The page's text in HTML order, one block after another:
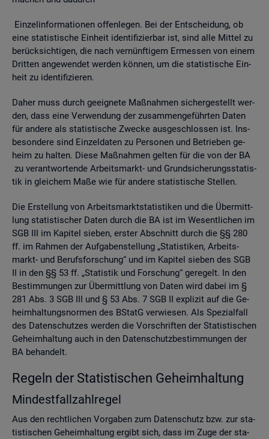
Ein­zel­in­for­ma­tio­nen of­fen­le­gen. Bei der Ent­schei­dung, ob
eine sta­tis­ti­sche Ein­heit iden­ti­fi­zier­bar ist, sind alle Mit­tel zu
be­rück­sich­ti­gen, die nach ver­nünf­ti­gem Er­mes­sen von einem
Drit­ten an­ge­wen­det wer­den kön­nen, um die sta­tis­ti­sche Ein­
heit zu iden­ti­fi­zie­ren.
Daher muss durch ge­eig­ne­te Maß­nah­men si­cher­ge­stellt wer­
den, dass eine Ver­wen­dung der zu­sam­men­ge­führ­ten Daten
für an­de­re als sta­tis­ti­sche Zwe­cke aus­ge­schlos­sen ist. Ins­
be­son­de­re sind Ein­zel­da­ten zu Per­so­nen und Be­trie­ben ge­
heim zu hal­ten. Diese Maß­nah­men gel­ten für die von der BA
zu ver­ant­wor­ten­de Ar­beits­markt- und Grund­si­che­rungs­sta­tis­
tik in glei­chem Maße wie für an­de­re sta­tis­ti­sche Stel­len.
Die Er­stel­lung von Ar­beits­markt­sta­tis­ti­ken und die Über­mitt­
lung sta­tis­ti­scher Daten durch die BA ist im We­sent­li­chen im
SGB III im Ka­pi­tel sie­ben, ers­ter Ab­schnitt durch die §§ 280
ff. im Rah­men der Auf­ga­ben­stel­lung „Sta­tis­ti­ken, Ar­beits­
markt- und Be­rufs­for­schung“ und im Ka­pi­tel sie­ben des SGB
II in den §§ 53 ff. „Sta­tis­tik und For­schung“ ge­re­gelt. In den
Be­stim­mun­gen zur Über­mitt­lung von Daten wird dabei im §
281 Abs. 3 SGB III und § 53 Abs. 7 SGB II ex­pli­zit auf die Ge­
heim­hal­tungs­nor­men des BStatG ver­wie­sen. Als Spe­zi­al­fall
des Da­ten­schut­zes wer­den die Vor­schrif­ten der Sta­tis­ti­schen
Ge­heim­hal­tung auch in den Da­ten­schutz­be­stim­mun­gen der
BA be­han­delt.
Re­geln der Sta­tis­ti­schen Ge­heim­hal­tung
Min­dest­fall­zahl­re­gel
Aus den recht­li­chen Vor­ga­ben zum Da­ten­schutz bzw. zur sta­
tis­ti­schen Ge­heim­hal­tung er­gibt sich, dass im Zuge der sta­